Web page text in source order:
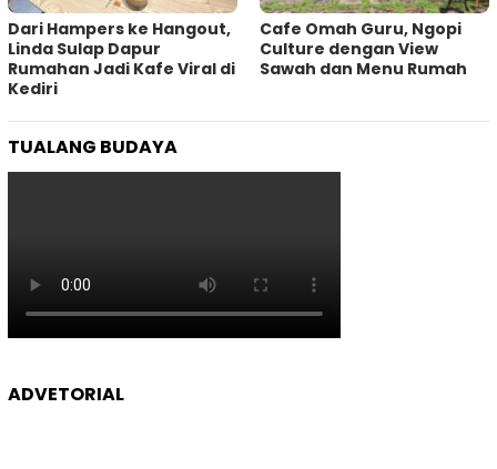
Dari Hampers ke Hangout,
Linda Sulap Dapur
Rumahan Jadi Kafe Viral di
Kediri
Cafe Omah Guru, Ngopi
Culture dengan View
Sawah dan Menu Rumah
TUALANG BUDAYA
ADVETORIAL